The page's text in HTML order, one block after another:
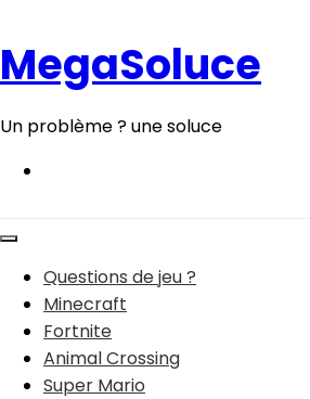
contenu
MegaSoluce
Un problème ? une soluce
Questions de jeu ?
Minecraft
Fortnite
Animal Crossing
Super Mario